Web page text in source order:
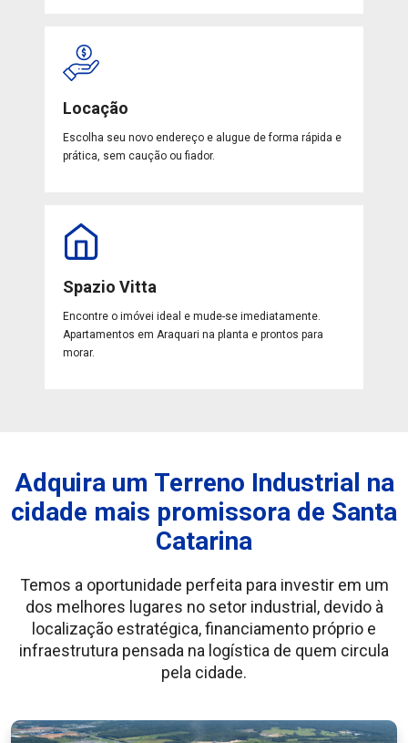
Locação
Escolha seu novo endereço e alugue de forma rápida e
prática, sem caução ou fiador.
Spazio Vitta
Encontre o imóvei ideal e mude-se imediatamente.
Apartamentos em Araquari na planta e prontos para
morar.
Adquira um Terreno Industrial na
cidade mais promissora de Santa
Catarina
Temos a oportunidade perfeita para investir em um
dos melhores lugares no setor industrial, devido à
localização estratégica, financiamento próprio e
infraestrutura pensada na logística de quem circula
pela cidade.